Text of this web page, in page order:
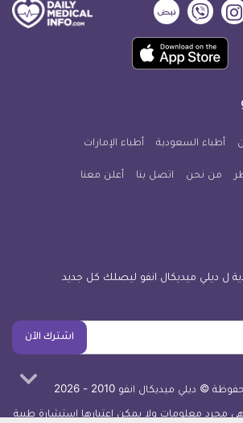
ديلي
ميديكال
انفو
ديلي
ميديكال
انفو
ديلي
ميديكال
انفو
حمل
تطبيق
معلومة
للآيفون
أطباء السعودية أطباء الإمارات
من نحن اتصل بنا أعلن معنا
ل ديلي ميديكال انفو ليصلك كل جديد
اشترك الآن
© ديلي ميديكال انفو 2010 - 2026
مجرد معلومات ولا يمكن اعتبارها استشارة طبية